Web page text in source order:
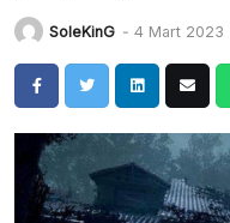
SoleKinG - 4 Mart 2023